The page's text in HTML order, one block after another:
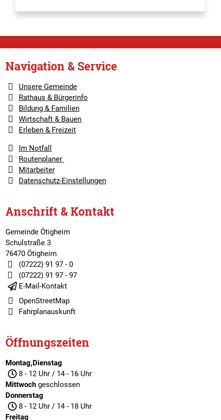
Navigation & Service
Unsere Gemeinde
Rathaus & Bürgerinfo
Bildung & Familien
Wirtschaft & Bauen
Erleben & Freizeit
Im Notfall
Routenplaner
Mitarbeiter
Datenschutz-Einstellungen
Anschrift & Kontakt
Gemeinde Ötigheim
Schulstraße 3
76470 Ötigheim
(07222) 91 97 - 0
(07222) 91 97 - 97
E-Mail-Kontakt
OpenStreetMap
Fahrplanauskunft
Öffnungszeiten
Montag,Dienstag
8 - 12 Uhr / 14 - 16 Uhr
Mittwochgeschlossen
Donnerstag
8 - 12 Uhr / 14 - 18 Uhr
Freitag